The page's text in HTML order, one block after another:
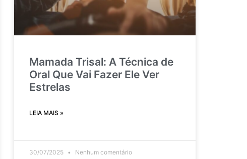
Mamada Trisal: A Técnica de
Oral Que Vai Fazer Ele Ver
Estrelas
LEIA MAIS »
30/07/2025 Nenhum comentário